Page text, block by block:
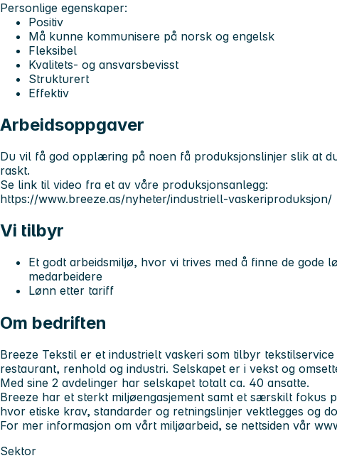
Personlige egenskaper:
Positiv
Må kunne kommunisere på norsk og engelsk
Fleksibel
Kvalitets- og ansvarsbevisst
Strukturert
Effektiv
Arbeidsoppgaver
Du vil få god opplæring på noen få produksjonslinjer slik at
raskt.
Se link til video fra et av våre produksjonsanlegg:
https://www.breeze.as/nyheter/industriell-vaskeriproduksjon/
Vi tilbyr
Et godt arbeidsmiljø, hvor vi trives med å finne de gode
medarbeidere
Lønn etter tariff
Om bedriften
Breeze Tekstil er et industrielt vaskeri som tilbyr
restaurant, renhold og industri. Selskapet er i vekst og
Med sine 2 avdelinger har selskapet totalt ca. 40 ansatte.
Breeze har et sterkt miljøengasjement samt et særskilt fokus
hvor etiske krav, standarder og retningslinjer vektlegges og
For mer informasjon om vårt miljøarbeid, se nettsiden vår
Sektor